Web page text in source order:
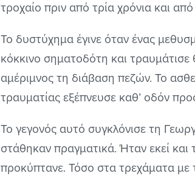
τροχαίο πριν από τρία χρόνια και
Το δυστύχημα έγινε όταν ένας
κόκκινο σηματοδότη και
αμέριμνος τη διάβαση πεζών. Το
τραυματίας εξέπνευσε καθ’ οδόν
Το γεγονός αυτό συγκλόνισε τη
στάθηκαν πραγματικά. Ήταν εκεί
προκύπτανε. Τόσο στα τρεχάματα με